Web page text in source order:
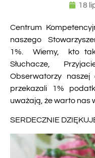
18
Centrum
naszego
1%. Wiemy, kto
Słuchacze,
Obserwatorzy
przekazali 1%
uważają, że warto nas
SERDECZNIE